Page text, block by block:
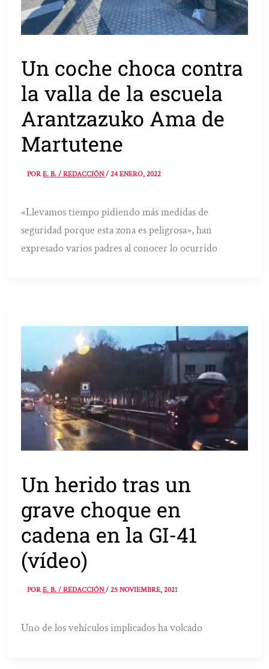
Un coche choca contra
la valla de la escuela
Arantzazuko Ama de
Martutene
PORE. B. / REDACCIÓN/24 ENERO, 2022
«Llevamos tiempo pidiendo más medidas de
seguridad porque esta zona es peligrosa», han
expresado varios padres al conocer lo ocurrido
Un herido tras un
grave choque en
cadena en la GI-41
(vídeo)
PORE. B. / REDACCIÓN/25 NOVIEMBRE, 2021
Uno de los vehículos implicados ha volcado